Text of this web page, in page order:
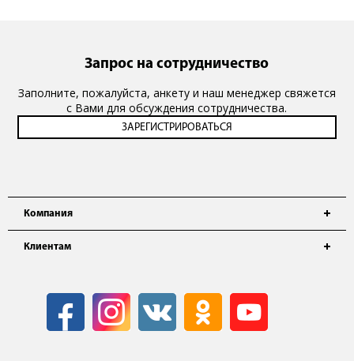
Компания
Клиентам
Запрос на сотрудничество
Заполните, пожалуйста, анкету и наш менеджер свяжется
с Вами для обсуждения сотрудничества.